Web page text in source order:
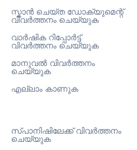
സ്കാൻ ചെയ്ത ഡോക്യുമെന്റ്
വിവർത്തനം ചെയ്യുക
വാർഷിക റിപ്പോർട്ട്
വിവർത്തനം ചെയ്യുക
മാനുവൽ വിവർത്തനം
ചെയ്യുക
എല്ലാം കാണുക
സ്പാനിഷിലേക്ക് വിവർത്തനം
ചെയ്യുക